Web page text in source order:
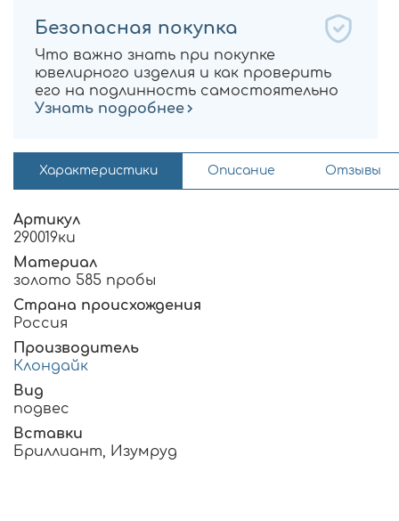
Безопасная покупка
Что важно знать при покупке
ювелирного изделия и как проверить
его на подлинность самостоятельно
Узнать подробнее
Характеристики Описание Отзывы
Артикул
290019ки
Материал
золото 585 пробы
Страна происхождения
Россия
Производитель
Клондайк
Вид
подвес
Вставки
Бриллиант, Изумруд